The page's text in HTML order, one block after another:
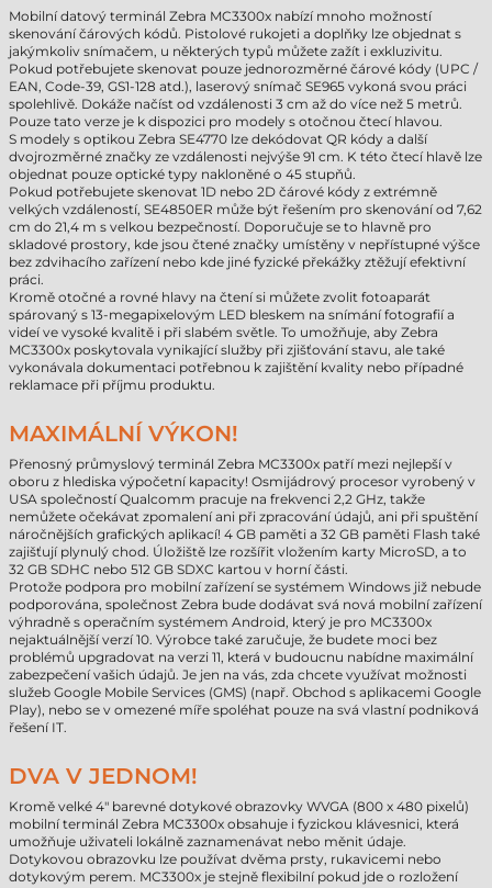
Mobilní datový terminál Zebra MC3300x nabízí mnoho možností
skenování čárových kódů. Pistolové rukojeti a doplňky lze objednat s
jakýmkoliv snímačem, u některých typů můžete zažít i exkluzivitu.
Pokud potřebujete skenovat pouze jednorozměrné čárové kódy (UPC /
EAN, Code-39, GS1-128 atd.), laserový snímač SE965 vykoná svou práci
spolehlivě. Dokáže načíst od vzdálenosti 3 cm až do více než 5 metrů.
Pouze tato verze je k dispozici pro modely s otočnou čtecí hlavou.
S modely s optikou Zebra SE4770 lze dekódovat QR kódy a další
dvojrozměrné značky ze vzdálenosti nejvýše 91 cm. K této čtecí hlavě lze
objednat pouze optické typy nakloněné o 45 stupňů.
Pokud potřebujete skenovat 1D nebo 2D čárové kódy z extrémně
velkých vzdáleností, SE4850ER může být řešením pro skenování od 7,62
cm do 21,4 m s velkou bezpečností. Doporučuje se to hlavně pro
skladové prostory, kde jsou čtené značky umístěny v nepřístupné výšce
bez zdvihacího zařízení nebo kde jiné fyzické překážky ztěžují efektivní
práci.
Kromě otočné a rovné hlavy na čtení si můžete zvolit fotoaparát
spárovaný s 13-megapixelovým LED bleskem na snímání fotografií a
videí ve vysoké kvalitě i při slabém světle. To umožňuje, aby Zebra
MC3300x poskytovala vynikající služby při zjišťování stavu, ale také
vykonávala dokumentaci potřebnou k zajištění kvality nebo případné
reklamace při příjmu produktu.
MAXIMÁLNÍ VÝKON!
Přenosný průmyslový terminál Zebra MC3300x patří mezi nejlepší v
oboru z hlediska výpočetní kapacity! Osmijádrový procesor vyrobený v
USA společností Qualcomm pracuje na frekvenci 2,2 GHz, takže
nemůžete očekávat zpomalení ani při zpracování údajů, ani při spuštění
náročnějších grafických aplikací! 4 GB paměti a 32 GB paměti Flash také
zajišťují plynulý chod. Úložiště lze rozšířit vložením karty MicroSD, a to
32 GB SDHC nebo 512 GB SDXC kartou v horní části.
Protože podpora pro mobilní zařízení se systémem Windows již nebude
podporována, společnost Zebra bude dodávat svá nová mobilní zařízení
výhradně s operačním systémem Android, který je pro MC3300x
nejaktuálnější verzí 10. Výrobce také zaručuje, že budete moci bez
problémů upgradovat na verzi 11, která v budoucnu nabídne maximální
zabezpečení vašich údajů. Je jen na vás, zda chcete využívat možnosti
služeb Google Mobile Services (GMS) (např. Obchod s aplikacemi Google
Play), nebo se v omezené míře spoléhat pouze na svá vlastní podniková
řešení IT.
DVA V JEDNOM!
Kromě velké 4" barevné dotykové obrazovky WVGA (800 x 480 pixelů)
mobilní terminál Zebra MC3300x obsahuje i fyzickou klávesnici, která
umožňuje uživateli lokálně zaznamenávat nebo měnit údaje.
Dotykovou obrazovku lze používat dvěma prsty, rukavicemi nebo
dotykovým perem. MC3300x je stejně flexibilní pokud jde o rozložení